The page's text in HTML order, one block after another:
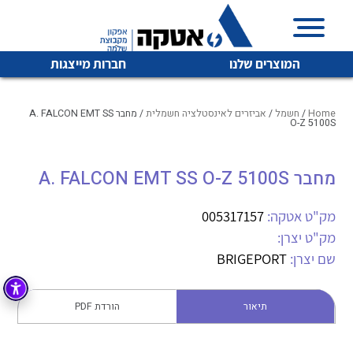
המוצרים שלנו חברות מייצגות
איכות | שרות | זמינות
והפצה של מוצרי
מיתוג, בקרה , ואינסטלציה חשמלית ופעילה ב7 תחומים:
חשמל מיתוג ואינסטלציה חשמלית
בקרה
זיווד
לכל מוצרי היצרן לכל מוצרי היצרן
לכל מוצרי היצרן לכל מוצרי היצרן
Home
/ חשמל / אביזרים לאינסטלציה חשמלית / מחבר A. FALCON EMT SS
O-Z 5100S
מחבר A. FALCON EMT SS O-Z 5100S
מק"ט אטקה: 005317157
מק"ט יצרן:
שם יצרן: BRIGEPORT
תיאור הורדת PDF